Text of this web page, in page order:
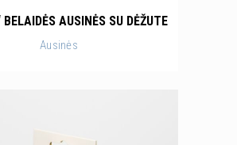
BELAIDĖS AUSINĖS SU DĖŽUTE
Ausinės